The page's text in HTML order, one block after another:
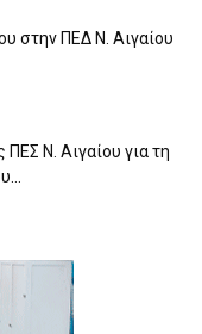
στην ΠΕΔ Ν. Αιγαίου
Ν. Αιγαίου για τη